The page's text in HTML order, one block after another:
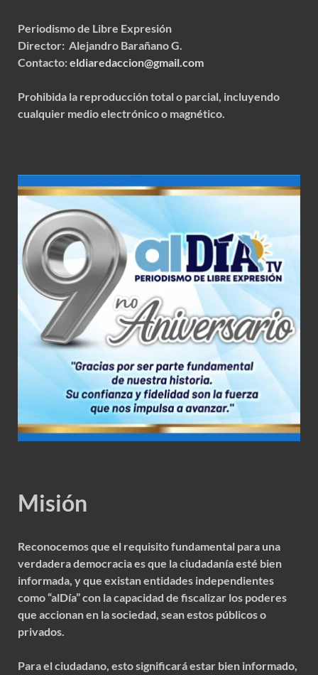
Periodismo de Libre Expresión
Director: Alejandro Barañano G.
Contacto:eldiaredaccion@gmail.com
Prohibida la reproducción total o parcial, incluyendo
cualquier medio electrónico o magnético.
Misión
Reconocemos que el requisito fundamental para una
verdadera democracia es que la ciudadanía esté bien
informada, y que existan entidades independientes
como “alDía” con la capacidad de fiscalizar los poderes
que accionan en la sociedad, sean estos públicos o
privados.
Para el ciudadano, esto significará estar bien informado,